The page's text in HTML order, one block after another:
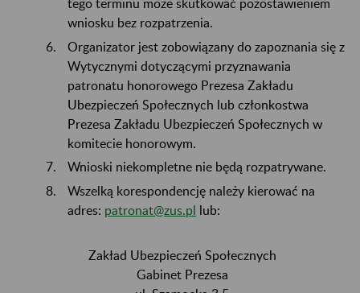
wniosku bez rozpatrzenia.
Organizator jest zobowiązany do zapoznania się z
Wytycznymi dotyczącymi przyznawania
patronatu honorowego Prezesa Zakładu
Ubezpieczeń Społecznych lub członkostwa
Prezesa Zakładu Ubezpieczeń Społecznych w
komitecie honorowym.
Wnioski niekompletne nie będą rozpatrywane.
Wszelką korespondencję należy kierować na
adres: patronat@zus.pl lub:
Zakład Ubezpieczeń Społecznych
Gabinet Prezesa